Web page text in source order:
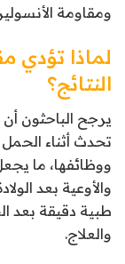
ومقاومة
لماذا تؤدي
النتائج؟
يرجح الباحثون أن
تحدث أثناء
ووظائفها، ما
والأوعية بعد
طبية دقيقة بعد
والعلاج.